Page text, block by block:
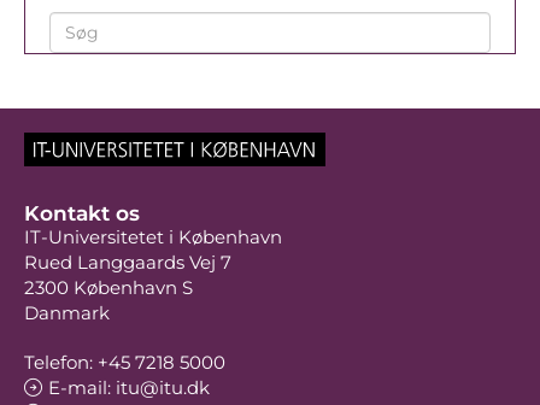
Kontakt os
IT-Universitetet i København
Rued Langgaards Vej 7
2300 København S
Danmark
Telefon: +45 7218 5000
E-mail: itu@itu.dk